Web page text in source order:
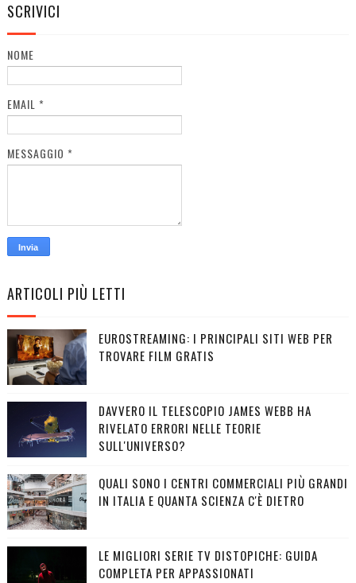
SCRIVICI
NOME
EMAIL *
MESSAGGIO *
ARTICOLI PIÙ LETTI
EUROSTREAMING: I PRINCIPALI SITI WEB PER
TROVARE FILM GRATIS
DAVVERO IL TELESCOPIO JAMES WEBB HA
RIVELATO ERRORI NELLE TEORIE
SULL'UNIVERSO?
QUALI SONO I CENTRI COMMERCIALI PIÙ GRANDI
IN ITALIA E QUANTA SCIENZA C'È DIETRO
LE MIGLIORI SERIE TV DISTOPICHE: GUIDA
COMPLETA PER APPASSIONATI